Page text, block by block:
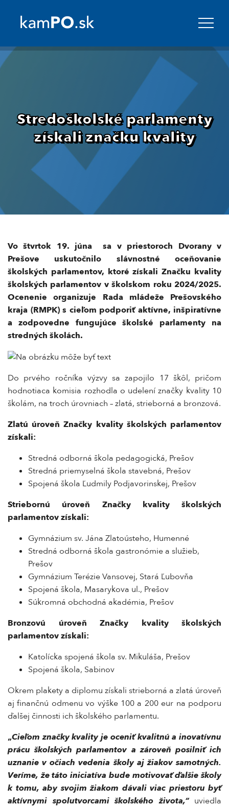
Stredoškolské parlamenty
získali značku kvality
Vo štvrtok 19. júna sa v priestoroch Dvorany v
Prešove uskutočnilo slávnostné oceňovanie
školských parlamentov, ktoré získali Značku kvality
školských parlamentov v školskom roku 2024/2025.
Ocenenie organizuje Rada mládeže Prešovského
kraja (RMPK) s cieľom podporiť aktívne, inšpiratívne
a zodpovedne fungujúce školské parlamenty na
stredných školách.
Do prvého ročníka výzvy sa zapojilo 17 škôl, pričom
hodnotiaca komisia rozhodla o udelení značky kvality 10
školám, na troch úrovniach – zlatá, strieborná a bronzová.
Zlatú úroveň Značky kvality školských parlamentov
získali:
Stredná odborná škola pedagogická, Prešov
Stredná priemyselná škola stavebná, Prešov
Spojená škola Ľudmily Podjavorinskej, Prešov
Striebornú úroveň Značky kvality školských
parlamentov získali:
Gymnázium sv. Jána Zlatoústeho, Humenné
Stredná odborná škola gastronómie a služieb,
Prešov
Gymnázium Terézie Vansovej, Stará Ľubovňa
Spojená škola, Masarykova ul., Prešov
Súkromná obchodná akadémia, Prešov
Bronzovú úroveň Značky kvality školských
parlamentov získali:
Katolícka spojená škola sv. Mikuláša, Prešov
Spojená škola, Sabinov
Okrem plakety a diplomu získali strieborná a zlatá úroveň
aj finančnú odmenu vo výške 100 a 200 eur na podporu
ďalšej činnosti ich školského parlamentu.
„Cieľom značky kvality je oceniť kvalitnú a inovatívnu
prácu školských parlamentov a zároveň posilniť ich
uznanie v očiach vedenia školy aj žiakov samotných.
Veríme, že táto iniciatíva bude motivovať ďalšie školy
k tomu, aby svojim žiakom dávali viac priestoru byť
aktívnymi spolutvorcami školského života,“uviedla